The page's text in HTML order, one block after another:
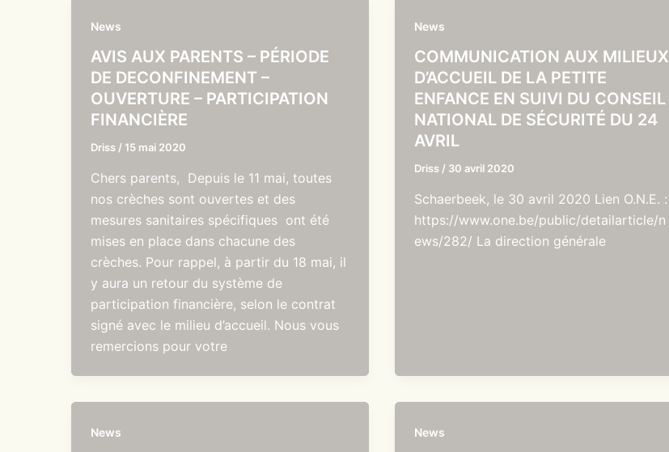
News
AVIS AUX PARENTS – PÉRIODE
DE DECONFINEMENT –
OUVERTURE – PARTICIPATION
FINANCIÈRE
Driss / 15 mai 2020
Chers parents, Depuis le 11 mai, toutes
nos crèches sont ouvertes et des
mesures sanitaires spécifiques ont été
mises en place dans chacune des
crèches. Pour rappel, à partir du 18 mai, il
y aura un retour du système de
participation financière, selon le contrat
signé avec le milieu d’accueil. Nous vous
remercions pour votre
News
COMMUNICATION AUX MILIEUX
D’ACCUEIL DE LA PETITE
ENFANCE EN SUIVI DU CONSEIL
NATIONAL DE SÉCURITÉ DU 24
AVRIL
Driss / 30 avril 2020
Schaerbeek, le 30 avril 2020 Lien O.N.E. :
https://www.one.be/public/detailarticle/n
ews/282/ La direction générale
News News